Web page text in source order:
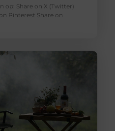
op: Share on X (Twitter)
Pinterest Share on